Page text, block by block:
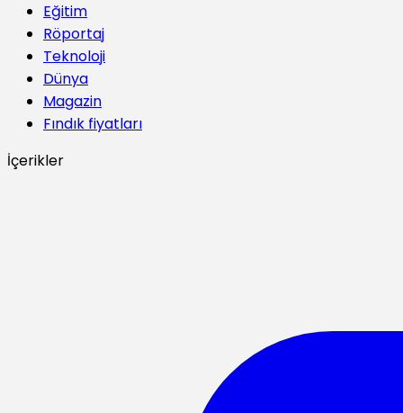
Eğitim
Röportaj
Teknoloji
Dünya
Magazin
Fındık fiyatları
İçerikler